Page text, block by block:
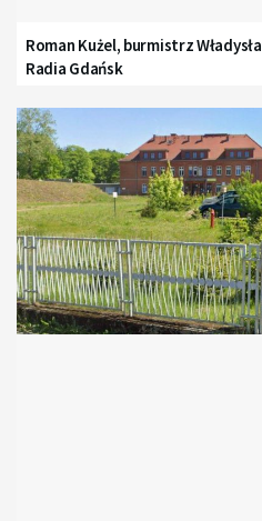
Roman Kużel, burmistrz
Radia Gdańsk